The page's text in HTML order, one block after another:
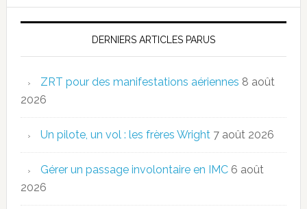
DERNIERS ARTICLES PARUS
ZRT pour des manifestations aériennes 8 août
2026
Un pilote, un vol : les frères Wright 7 août 2026
Gérer un passage involontaire en IMC 6 août
2026